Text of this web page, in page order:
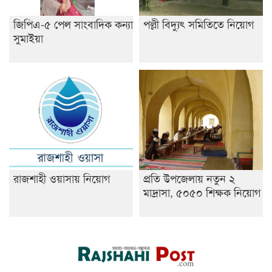
জিপিএ-৫ পেল সাংবাদিক কন্যা
সুমাইয়া
পল্লী বিদ্যুৎ সমিতিতে নিয়োগ
রাজশাহী ওয়াসায় নিয়োগ
প্রতি উপজেলায় নতুন ২
মাদ্রাসা, ৫০৫০ শিক্ষক নিয়োগ